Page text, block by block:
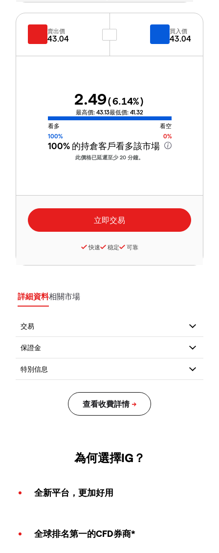
賣出價
43.04
買入價
43.04
2.49(6.14%)
最高價: 43.13最低價: 41.32
看多
看空
100%
0%
100%的持倉客戶看多該市場
此價格已延遲至少 20 分鐘。
快速 稳定 可靠
詳細資料相關市場
為何選擇IG？
全新平台，更加好用
全球排名第一的CFD券商*